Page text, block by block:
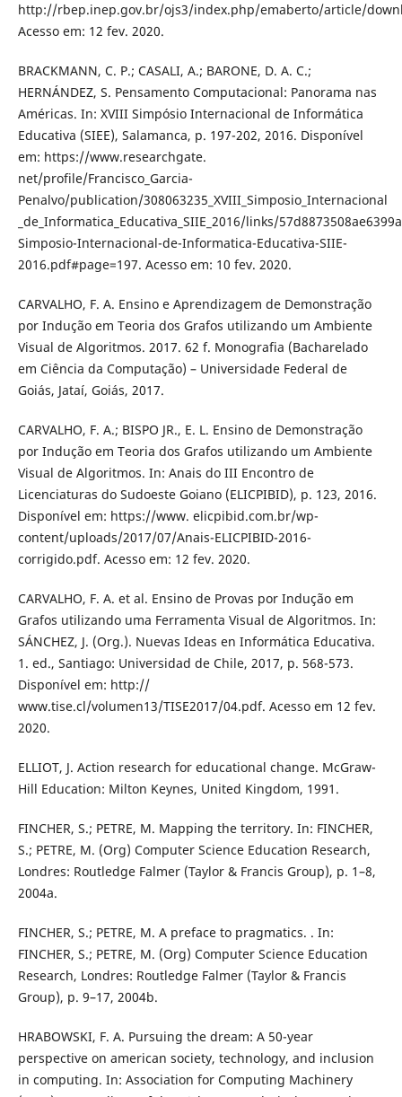
http://rbep.inep.gov.br/ojs3/index.php/emaberto/article/
Acesso em: 12 fev. 2020.
BRACKMANN, C. P.; CASALI, A.; BARONE, D. A. C.;
HERNÁNDEZ, S. Pensamento Computacional: Panorama nas
Américas. In: XVIII Simpósio Internacional de Informática
Educativa (SIEE), Salamanca, p. 197-202, 2016. Disponível
em: https://www.researchgate.
net/profile/Francisco_Garcia-
Penalvo/publication/308063235_XVIII_Simposio_Internacional
_de_Informatica_Educativa_SIIE_2016/links/
Simposio-Internacional-de-Informatica-Educativa-SIIE-
2016.pdf#page=197. Acesso em: 10 fev. 2020.
CARVALHO, F. A. Ensino e Aprendizagem de Demonstração
por Indução em Teoria dos Grafos utilizando um Ambiente
Visual de Algoritmos. 2017. 62 f. Monografia (Bacharelado
em Ciência da Computação) – Universidade Federal de
Goiás, Jataí, Goiás, 2017.
CARVALHO, F. A.; BISPO JR., E. L. Ensino de Demonstração
por Indução em Teoria dos Grafos utilizando um Ambiente
Visual de Algoritmos. In: Anais do III Encontro de
Licenciaturas do Sudoeste Goiano (ELICPIBID), p. 123, 2016.
Disponível em: https://www. elicpibid.com.br/wp-
content/uploads/2017/07/Anais-ELICPIBID-2016-
corrigido.pdf. Acesso em: 12 fev. 2020.
CARVALHO, F. A. et al. Ensino de Provas por Indução em
Grafos utilizando uma Ferramenta Visual de Algoritmos. In:
SÁNCHEZ, J. (Org.). Nuevas Ideas en Informática Educativa.
1. ed., Santiago: Universidad de Chile, 2017, p. 568-573.
Disponível em: http://
www.tise.cl/volumen13/TISE2017/04.pdf. Acesso em 12 fev.
2020.
ELLIOT, J. Action research for educational change. McGraw-
Hill Education: Milton Keynes, United Kingdom, 1991.
FINCHER, S.; PETRE, M. Mapping the territory. In: FINCHER,
S.; PETRE, M. (Org) Computer Science Education Research,
Londres: Routledge Falmer (Taylor & Francis Group), p. 1–8,
2004a.
FINCHER, S.; PETRE, M. A preface to pragmatics. . In:
FINCHER, S.; PETRE, M. (Org) Computer Science Education
Research, Londres: Routledge Falmer (Taylor & Francis
Group), p. 9–17, 2004b.
HRABOWSKI, F. A. Pursuing the dream: A 50-year
perspective on american society, technology, and inclusion
in computing. In: Association for Computing Machinery